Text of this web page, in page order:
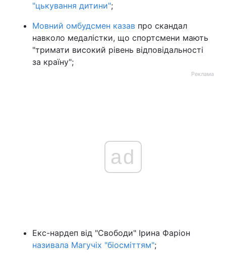
"цькування дитини";
Мовний омбудсмен казав про скандал
навколо медалістки, що спортсмени мають
"тримати високий рівень відповідальності
за країну";
Реклама
ad
Екс-нардеп від "Свободи" Ірина Фаріон
називала Магучіх "біосміттям";